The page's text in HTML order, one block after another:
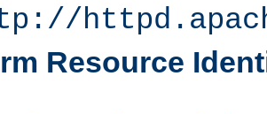
Resource